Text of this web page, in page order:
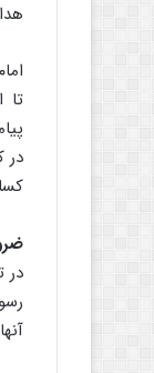
تا
در
در